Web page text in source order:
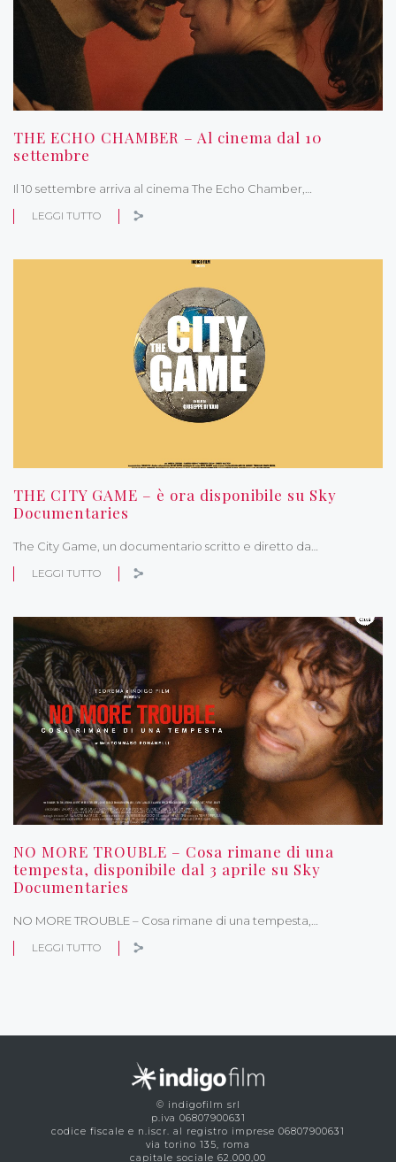
THE ECHO CHAMBER – Al cinema dal 10
settembre
Il 10 settembre arriva al cinema The Echo Chamber,…
LEGGI TUTTO
THE CITY GAME – è ora disponibile su Sky
Documentaries
The City Game, un documentario scritto e diretto da…
LEGGI TUTTO
NO MORE TROUBLE – Cosa rimane di una
tempesta, disponibile dal 3 aprile su Sky
Documentaries
NO MORE TROUBLE – Cosa rimane di una tempesta,…
LEGGI TUTTO
© indigofilm srl
p.iva 06807900631
codice fiscale e n.iscr. al registro imprese 06807900631
via torino 135, roma
capitale sociale 62.000,00